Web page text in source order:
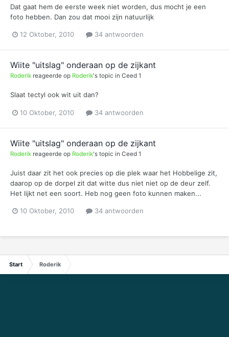
Dat gaat hem de eerste week niet worden, dus mocht je een
foto hebben. Dan zou dat mooi zijn natuurlijk
12 Oktober, 2010 34 antwoorden
Wiite "uitslag" onderaan op de zijkant
Roderik reageerde op Roderik's topic in Ceed 1
Slaat tectyl ook wit uit dan?
10 Oktober, 2010 34 antwoorden
Wiite "uitslag" onderaan op de zijkant
Roderik reageerde op Roderik's topic in Ceed 1
Juist daar zit het ook precies op die plek waar het Hobbelige zit,
daarop op de dorpel zit dat witte dus niet niet op de deur zelf.
Het lijkt net een soort. Heb nog geen foto kunnen maken...
10 Oktober, 2010 34 antwoorden
Start Roderik